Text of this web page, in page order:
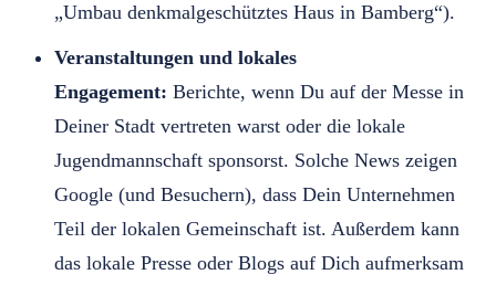
„Umbau denkmalgeschütztes Haus in Bamberg“).
Veranstaltungen und lokales
Engagement: Berichte, wenn Du auf der Messe in
Deiner Stadt vertreten warst oder die lokale
Jugendmannschaft sponsorst. Solche News zeigen
Google (und Besuchern), dass Dein Unternehmen
Teil der lokalen Gemeinschaft ist. Außerdem kann
das lokale Presse oder Blogs auf Dich aufmerksam